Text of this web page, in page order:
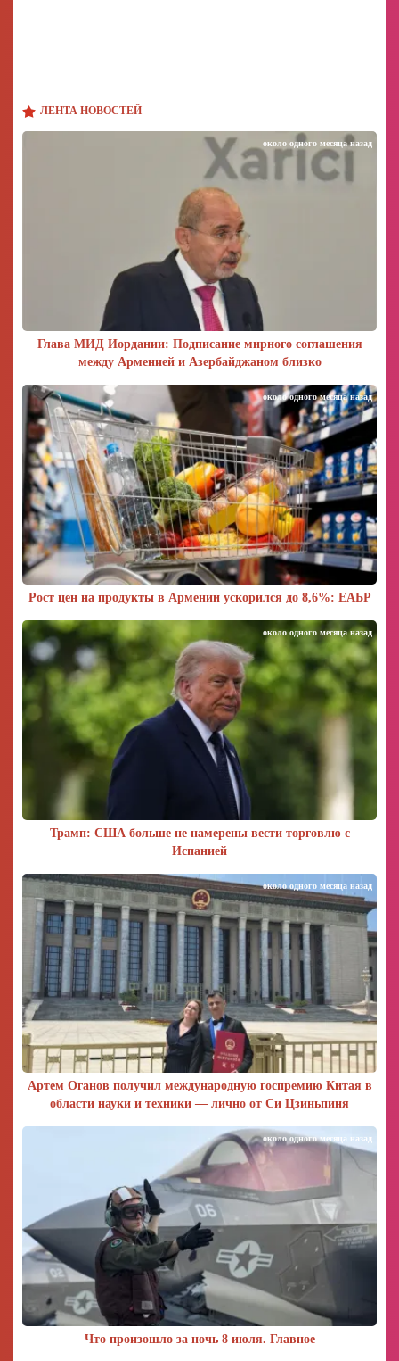
ЛЕНТА НОВОСТЕЙ
Глава МИД Иордании: Подписание мирного соглашения
между Арменией и Азербайджаном близко
около одного месяца назад
Рост цен на продукты в Армении ускорился до 8,6%: ЕАБР
около одного месяца назад
Трамп: США больше не намерены вести торговлю с
Испанией
около одного месяца назад
Артем Оганов получил международную госпремию Китая в
области науки и техники — лично от Си Цзиньпиня
около одного месяца назад
Что произошло за ночь 8 июля. Главное
около одного месяца назад